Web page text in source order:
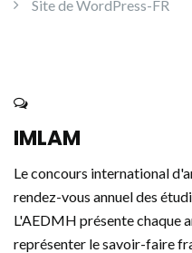
Site de WordPress-FR
IMLAM
Le concours international
rendez-vous annuel des
L'AEDMH présente chaque
représenter le savoir-faire